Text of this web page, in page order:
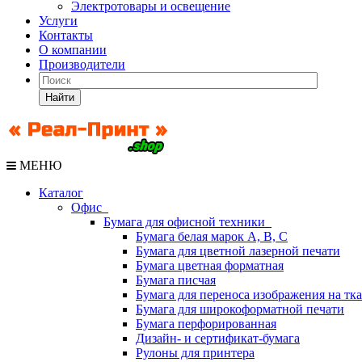
Электротовары и освещение
Услуги
Контакты
О компании
Производители
Найти
МЕНЮ
Каталог
Офис
Бумага для офисной техники
Бумага белая марок А, В, С
Бумага для цветной лазерной печати
Бумага цветная форматная
Бумага писчая
Бумага для переноса изображения на
Бумага для широкоформатной печати
Бумага перфорированная
Дизайн- и сертификат-бумага
Рулоны для принтера